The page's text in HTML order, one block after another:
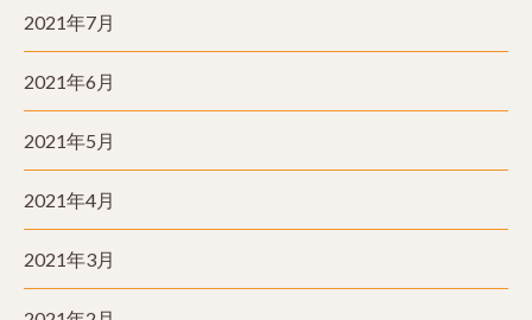
2021年7月
2021年6月
2021年5月
2021年4月
2021年3月